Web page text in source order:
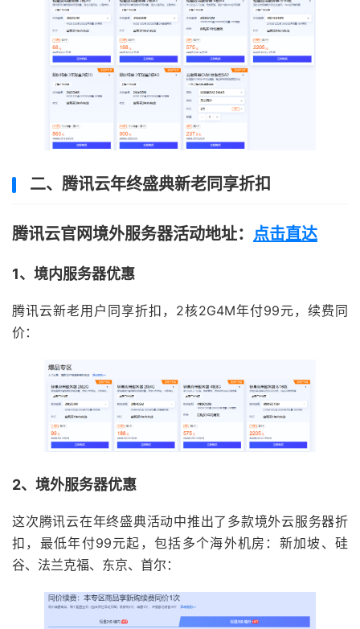
二、腾讯云年终盛典新老同享折扣
腾讯云官网境外服务器活动地址： 点击直达
1、境内服务器优惠
腾讯云新老用户同享折扣，2核2G4M年付99元，续费同
价：
2、境外服务器优惠
这次腾讯云在年终盛典活动中推出了多款境外云服务器折
扣，最低年付99元起，包括多个海外机房：新加坡、硅
谷、法兰克福、东京、首尔：